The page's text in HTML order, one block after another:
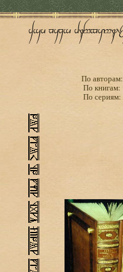
По авторам:
По книгам:
По сериям: